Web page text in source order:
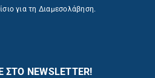
για τη Διαμεσολάβηση.
ΣΤΟ NEWSLETTER!